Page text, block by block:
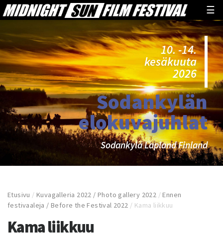
☰
10. -14.
kesäkuuta
2026
Sodankylän
elokuvajuhlat
Sodankylä Lapland Finland
Etusivu /Kuvagalleria 2022 / Photo gallery 2022 /Ennen
festivaaleja / Before the Festival 2022 / Kama liikkuu
Kama liikkuu